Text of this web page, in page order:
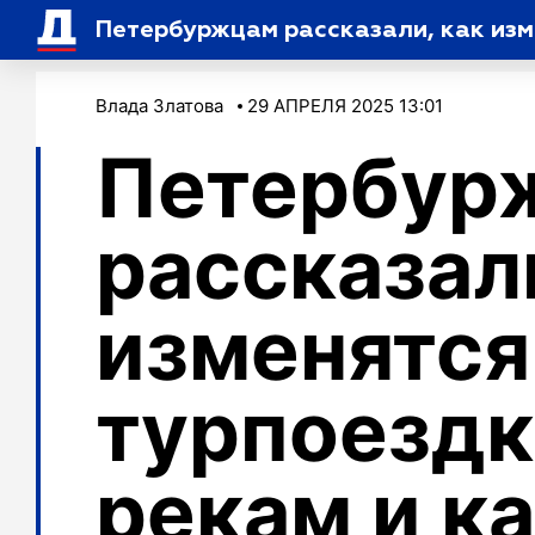
Петербуржцам рассказали, как
Влада Златова 29 АПРЕЛЯ 2025 13:01
изменятся
рекам и